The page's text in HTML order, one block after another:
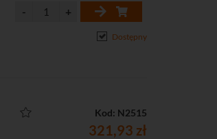
Dostępny
Kod: N2515
321,93 zł